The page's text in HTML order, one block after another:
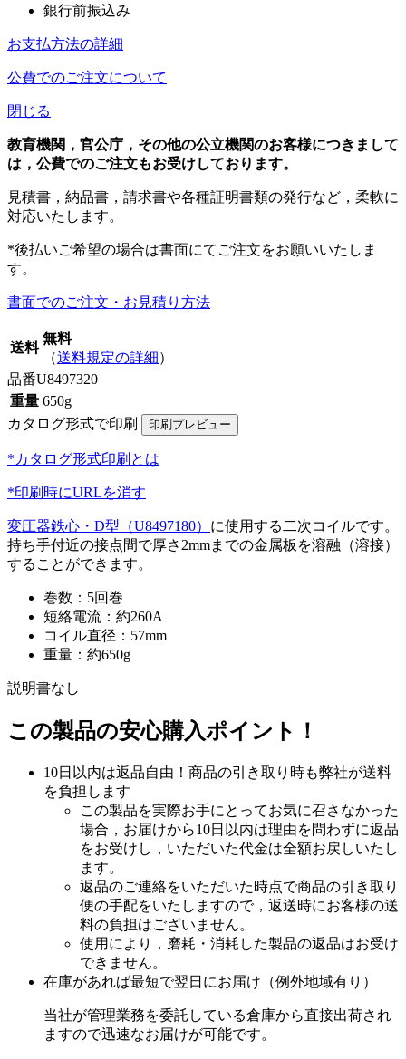
銀行前振込み
お支払方法の詳細
公費でのご注文について
閉じる
教育機関，官公庁，その他の公立機関のお客様につきまして
は，公費でのご注文もお受けしております。
見積書，納品書，請求書や各種証明書類の発行など，柔軟に
対応いたします。
*後払いご希望の場合は書面にてご注文をお願いいたしま
す。
書面でのご注文・お見積り方法
送料
無料
（送料規定の詳細）
品番U8497320
重量 650g
カタログ形式で印刷
*カタログ形式印刷とは
*印刷時にURLを消す
変圧器鉄心・D型（U8497180） に使用する二次コイルです。
持ち手付近の接点間で厚さ2mmまでの金属板を溶融（溶接）
することができます。
巻数：5回巻
短絡電流：約260A
コイル直径：57mm
重量：約650g
説明書なし
この製品の安心購入ポイント！
10日以内は返品自由！商品の引き取り時も弊社が送料
を負担します
この製品を実際お手にとってお気に召さなかった
場合，お届けから10日以内は理由を問わずに返品
をお受けし，いただいた代金は全額お戻しいたし
ます。
返品のご連絡をいただいた時点で商品の引き取り
便の手配をいたしますので，返送時にお客様の送
料の負担はございません。
使用により，磨耗・消耗した製品の返品はお受け
できません。
在庫があれば最短で翌日にお届け（例外地域有り）
当社が管理業務を委託している倉庫から直接出荷され
ますので迅速なお届けが可能です。